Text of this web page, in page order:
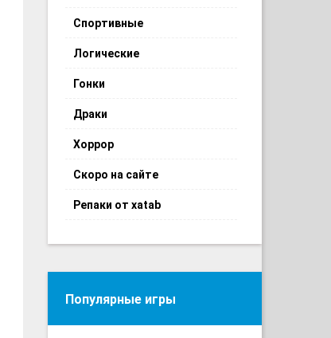
Спортивные
Логические
Гонки
Драки
Хоррор
Скоро на сайте
Репаки от xatab
Популярные игры